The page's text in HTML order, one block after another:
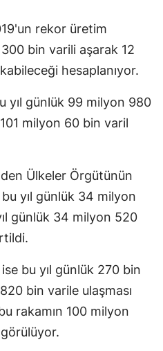
Mardin
Muğla
Muş
Nevşehir
Rize
Samsun
Siirt
rekor üretim
bin varili aşarak 12
hesaplanıyor.
yıl günlük 99 milyon 980
milyon 60 bin varil
Ülkeler Örgütünün
bu yıl günlük 34 milyon
günlük 34 milyon 520
bu yıl günlük 270 bin
bin varile ulaşması
rakamın 100 milyon